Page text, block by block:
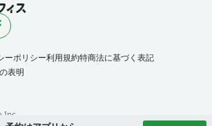
ーポリシー利用規約特商法に基づく表記
表明
Inc.